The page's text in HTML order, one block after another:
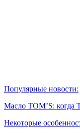
Популярные новости:
Масло TOM’S: когда
Некоторые